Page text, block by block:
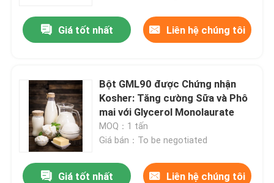
Giá tốt nhất Liên hệ chúng tôi
Bột GML90 được Chứng nhận
Kosher: Tăng cường Sữa và Phô
mai với Glycerol Monolaurate
MOQ：1 tấn
Giá bán：To be negotiated
Giá tốt nhất Liên hệ chúng tôi